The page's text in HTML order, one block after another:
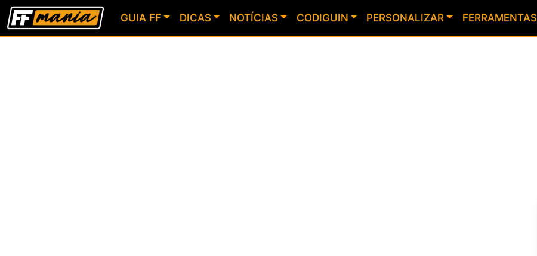
GUIA FF DICAS NOTÍCIAS CODIGUIN PERSONALIZAR FERRAMENTAS